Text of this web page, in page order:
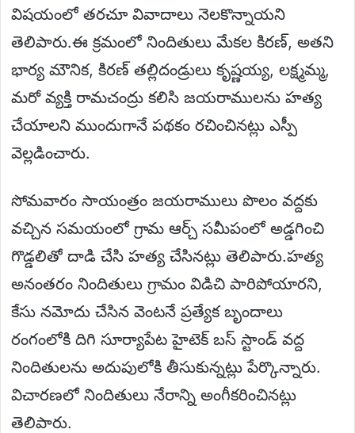
విషయంలో తరచూ వివాదాలు నెలకొన్నాయని
తెలిపారు.ఈ క్రమంలో నిందితులు మేకల కిరణ్, అతని
భార్య మౌనిక, కిరణ్ తల్లిదండ్రులు కృష్ణయ్య, లక్ష్మమ్మ,
మరో వ్యక్తి రామచంద్రు కలిసి జయరాములను హత్య
చేయాలని ముందుగానే పథకం రచించినట్లు ఎస్పీ
వెల్లడించారు.
సోమవారం సాయంత్రం జయరాములు పొలం వద్దకు
వచ్చిన సమయంలో గ్రామ ఆర్చ్ సమీపంలో అడ్డగించి
గొడ్డలితో దాడి చేసి హత్య చేసినట్లు తెలిపారు.హత్య
అనంతరం నిందితులు గ్రామం విడిచి పారిపోయారని,
కేసు నమోదు చేసిన వెంటనే ప్రత్యేక బృందాలు
రంగంలోకి దిగి సూర్యాపేట హైటెక్ బస్ స్టాండ్ వద్ద
నిందితులను అదుపులోకి తీసుకున్నట్లు పేర్కొన్నారు.
విచారణలో నిందితులు నేరాన్ని అంగీకరించినట్లు
తెలిపారు.